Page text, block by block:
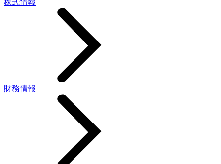
株式情報
財務情報